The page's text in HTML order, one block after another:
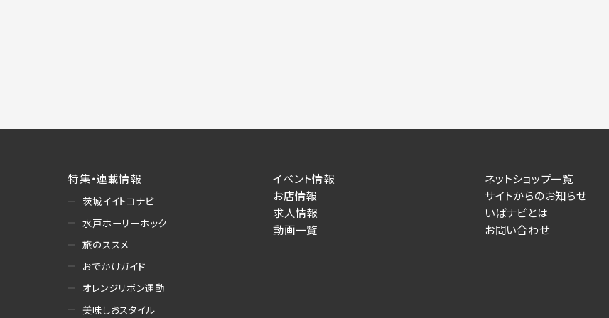
お客様が求職活動・応募等を行った企業によるお客様に対する採用・選考活動およびそれに伴うやりと
求人応募フォームより直接取得した氏名、住所、電話番号、メールアドレス、応募理由
・提供の手段又は方法
書面もしくは電磁的な方法（本サービスが提供する事業主専用の管理画面に表示）
(2)お客様がネット予約フォームより個人情報を送信した事業主（広告主）への提供
・提供の目的
お客様が予約申し込みを行った店舗によるお客様に対するサービス提供、およびその履行に伴うお客様
への連絡・情報提供
・提供する個人情報の項目
特集・連載情報
茨城イイトコナビ
水戸ホーリーホック
旅のススメ
おでかけガイド
オレンジリボン運動
美味しおスタイル
イベント情報
お店情報
求人情報
動画一覧
ネットショップ一覧
サイトからのお知らせ
いばナビとは
お問い合わせ